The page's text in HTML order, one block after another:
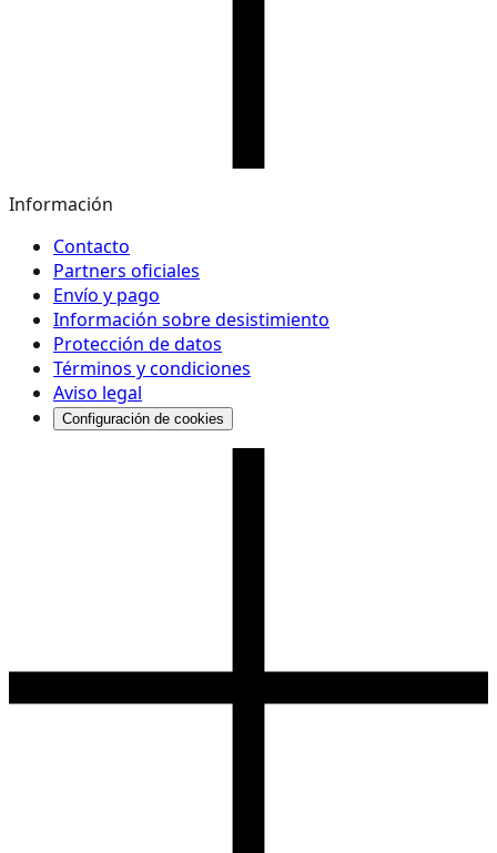
Información
Contacto
Partners oficiales
Envío y pago
Información sobre desistimiento
Protección de datos
Términos y condiciones
Aviso legal
Configuración de cookies